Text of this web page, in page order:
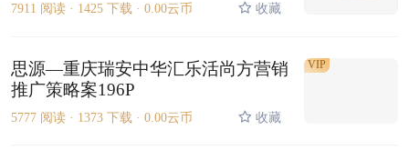
7911 阅读 · 1425 下载 · 0.00云币 收藏
思源—重庆瑞安中华汇乐活尚方营销
推广策略案196P
5777 阅读 · 1373 下载 · 0.00云币 收藏
VIP